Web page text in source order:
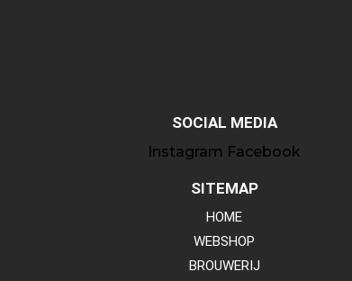
SOCIAL MEDIA
Instagram Facebook
SITEMAP
HOME
WEBSHOP
BROUWERIJ